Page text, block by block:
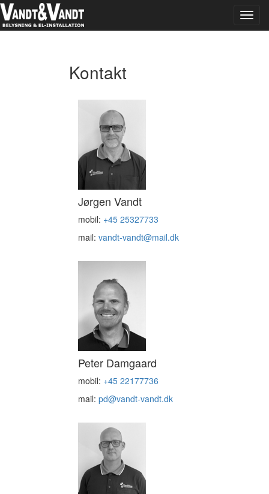
Kontakt
Jørgen Vandt
mobil: +45 25327733
mail: vandt-vandt@mail.dk
Peter Damgaard
mobil: +45 22177736
mail: pd@vandt-vandt.dk